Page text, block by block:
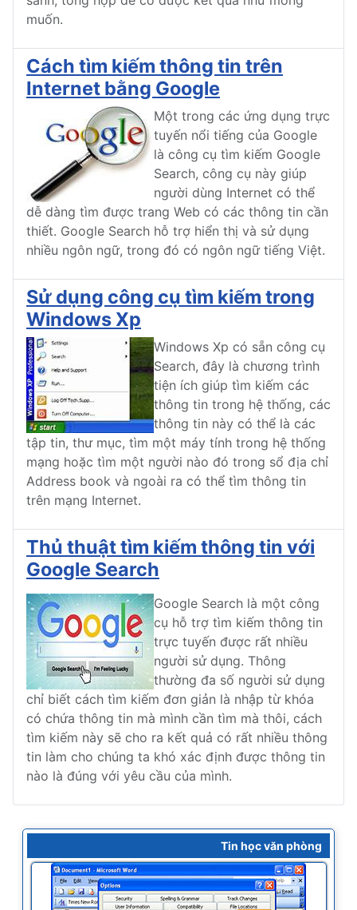
muốn.
Cách tìm kiếm thông tin trên
Internet bằng Google
Một trong các ứng dụng trực
tuyến nổi tiếng của Google
là công cụ tìm kiếm Google
Search, công cụ này giúp
người dùng Internet có thể
dễ dàng tìm được trang Web có các thông tin cần
thiết. Google Search hỗ trợ hiển thị và sử dụng
nhiều ngôn ngữ, trong đó có ngôn ngữ tiếng Việt.
Sử dụng công cụ tìm kiếm trong
Windows Xp
Windows Xp có sẵn công cụ
Search, đây là chương trình
tiện ích giúp tìm kiếm các
thông tin trong hệ thống, các
thông tin này có thể là các
tập tin, thư mục, tìm một máy tính trong hệ thống
mạng hoặc tìm một người nào đó trong sổ địa chỉ
Address book và ngoài ra có thể tìm thông tin
trên mạng Internet.
Thủ thuật tìm kiếm thông tin với
Google Search
Google Search là một công
cụ hỗ trợ tìm kiếm thông tin
trực tuyến được rất nhiều
người sử dụng. Thông
thường đa số người sử dụng
chỉ biết cách tìm kiếm đơn giản là nhập từ khóa
có chứa thông tin mà mình cần tìm mà thôi, cách
tìm kiếm này sẽ cho ra kết quả có rất nhiều thông
tin làm cho chúng ta khó xác định được thông tin
nào là đúng với yêu cầu của mình.
Tin học văn phòng